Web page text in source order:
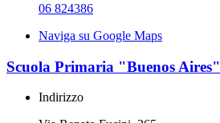
06 824386
Naviga su Google Maps
Scuola Primaria "Buenos Aires"
Indirizzo